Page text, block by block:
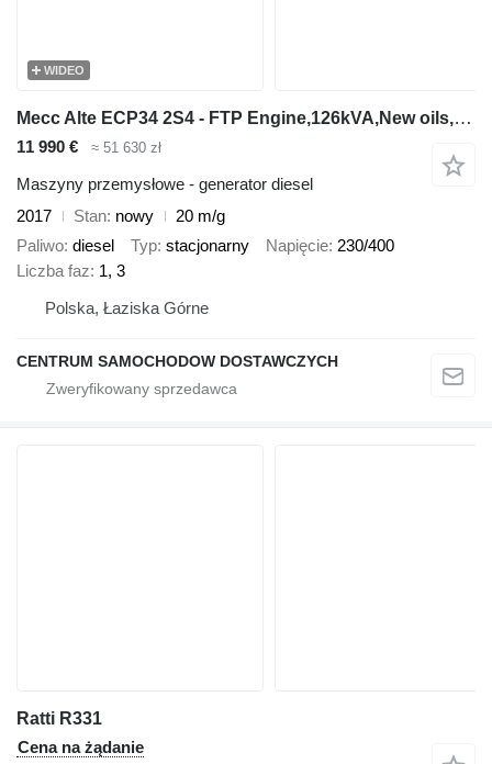
WIDEO
Mecc Alte ECP34 2S4 - FTP Engine,126kVA,New oils, filters, Like New !
11 990 € ≈ 51 630 zł
Maszyny przemysłowe - generator diesel
2017
Stan nowy
20 m/g
Paliwo diesel Typ stacjonarny Napięcie 230/400
Liczba faz 1, 3
Polska, Łaziska Górne
CENTRUM SAMOCHODOW DOSTAWCZYCH
Ratti R331
Cena na żądanie